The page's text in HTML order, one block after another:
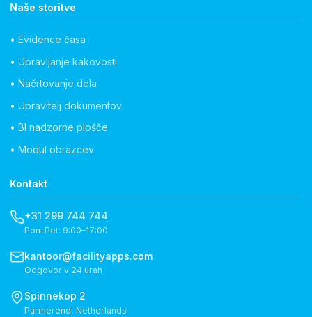
Naše storitve
• Evidence časa
• Upravljanje kakovosti
• Načrtovanje dela
• Upravitelj dokumentov
• BI nadzorne plošče
• Modul obrazcev
Kontakt
+31 299 744 744
Pon–Pet: 9:00–17:00
kantoor@facilityapps.com
Odgovor v 24 urah
Spinnekop 2
Purmerend, Netherlands